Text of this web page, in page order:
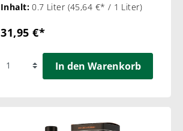
Inhalt:0.7 Liter (45,64 €* / 1 Liter)
31,95 €*
In den Warenkorb